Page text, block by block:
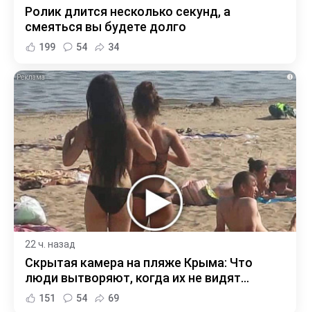
Ролик длится несколько секунд, а
смеяться вы будете долго
199 54 34
i
22 ч. назад
Скрытая камера на пляже Крыма: Что
люди вытворяют, когда их не видят...
151 54 69